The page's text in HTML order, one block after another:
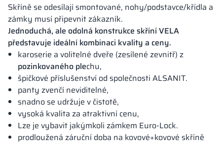
Skříně se odesílají smontované, nohy/podstavce/křídla a
zámky musí připevnit zákazník.
Jednoduchá, ale odolná konstrukce skříní VELA
představuje ideální kombinaci kvality a ceny.
karoserie a volitelné dveře (zesílené zevnitř) z
pozinkovaného plechu,
špičkové příslušenství od společnosti ALSANIT.
panty zvenčí neviditelné,
snadno se udržuje v čistotě,
vysoká kvalita za atraktivní cenu,
Lze je vybavit jakýmkoli zámkem Euro-Lock.
prodloužená záruční doba na kovové+kovové skříně